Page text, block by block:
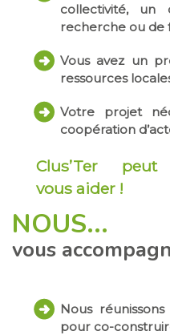
collectivité, un
recherche ou de
Vous avez un
ressources
Votre projet
coopération
Clus’Ter peut
vous aider !
NOUS...
vous
Nous
pour co-